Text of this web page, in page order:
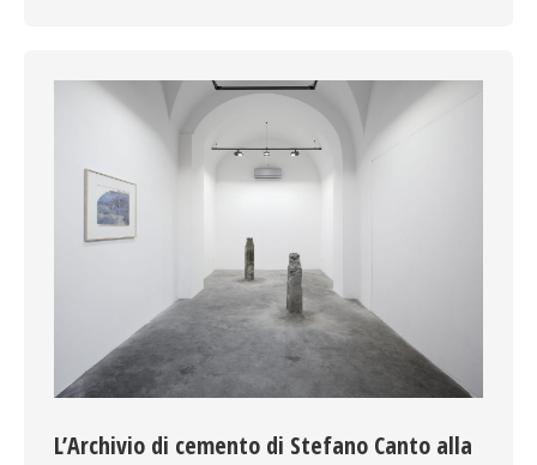
L’Archivio di cemento di Stefano Canto alla